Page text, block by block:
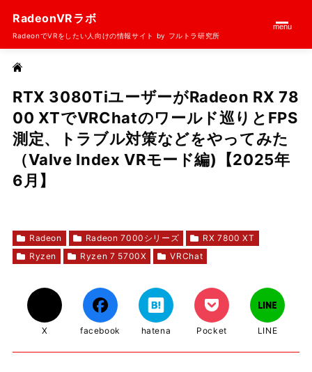
RadeonVRラボ
RadeonでVRをしたい人向けの情報サイト by フルトラ研究所
menu
RTX 3080TiユーザーがRadeon RX 78
00 XTでVRChatのワールド巡りとFPS
測定、トラブル対策などをやってみた
（Valve Index VRモード編)【2025年
6月】
Radeon Radeon 7000シリーズ
RX 7800 XT
Ryzen
Ryzen 7 5700X VRChat
X facebook hatena Pocket LINE